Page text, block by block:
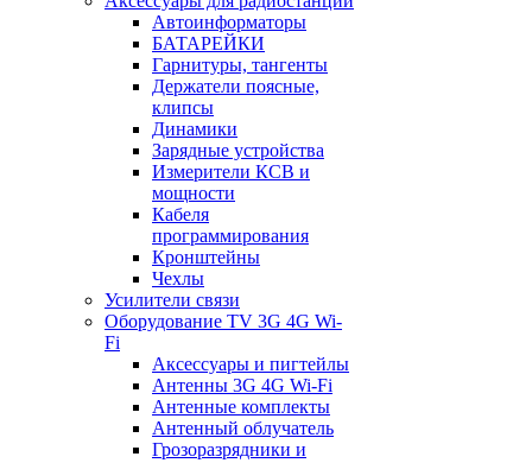
Автоинформаторы
БАТАРЕЙКИ
Гарнитуры, тангенты
Держатели поясные,
клипсы
Динамики
Зарядные устройства
Измерители КСВ и
мощности
Кабеля
программирования
Кронштейны
Чехлы
Усилители связи
Оборудование TV 3G 4G Wi-
Fi
Аксессуары и пигтейлы
Антенны 3G 4G Wi-Fi
Антенные комплекты
Антенный облучатель
Грозоразрядники и